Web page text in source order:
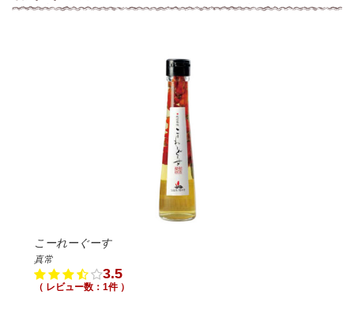
こーれーぐーす
真常
3.5
（ レビュー数：1件 ）